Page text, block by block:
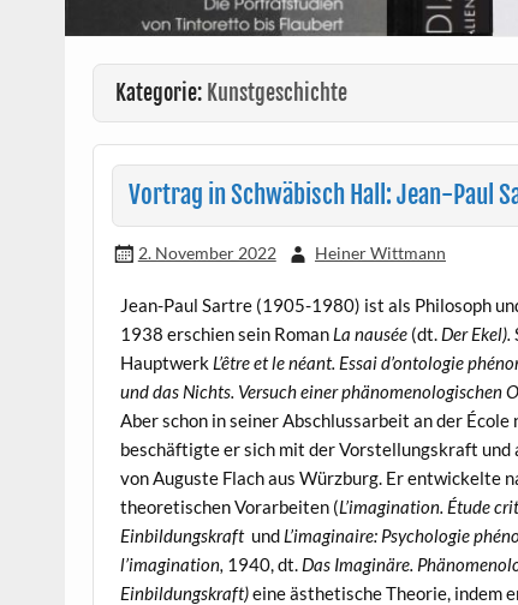
Kategorie: Kunstgeschichte
Vortrag in Schwäbisch Hall: Jean-Paul
2. November 2022 Heiner Wittmann
Jean-Paul Sartre (1905-1980) ist als Philosoph
1938 erschien sein Roman La nausée (dt. Der Ekel).
Hauptwerk L’être et le néant. Essai d’ontologie
und das Nichts. Versuch einer phänomenologischen
Aber schon in seiner Abschlussarbeit an der
beschäftigte er sich mit der Vorstellungskraft
von Auguste Flach aus Würzburg. Er entwickelte
theoretischen Vorarbeiten (L’imagination. Étude
Einbildungskraft und L’imaginaire: Psychologie
l’imagination, 1940, dt. Das Imaginäre.
Einbildungskraft)eine ästhetische Theorie, indem